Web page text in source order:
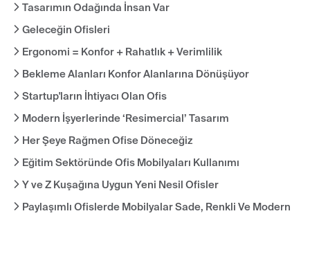
Tasarımın Odağında İnsan Var
Geleceğin Ofisleri
Ergonomi = Konfor + Rahatlık + Verimlilik
Bekleme Alanları Konfor Alanlarına Dönüşüyor
Startup'ların İhtiyacı Olan Ofis
Modern İşyerlerinde ‘Resimercial’ Tasarım
Her Şeye Rağmen Ofise Döneceğiz
Eğitim Sektöründe Ofis Mobilyaları Kullanımı
Y ve Z Kuşağına Uygun Yeni Nesil Ofisler
Paylaşımlı Ofislerde Mobilyalar Sade, Renkli Ve Modern